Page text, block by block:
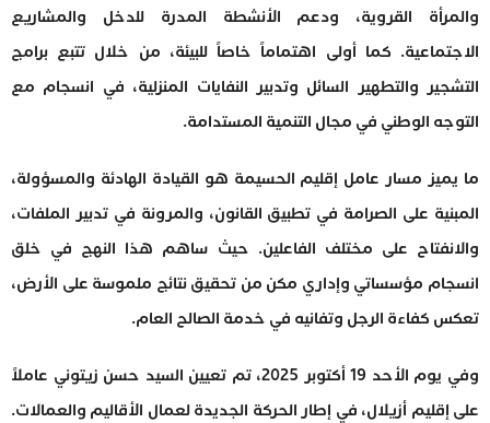
والمرأة القروية، ودعم الأنشطة المدرة للدخل والمشاريع
الاجتماعية. كما أولى اهتماماً خاصاً للبيئة، من خلال تتبع برامج
التشجير والتطهير السائل وتدبير النفايات المنزلية، في انسجام مع
التوجه الوطني في مجال التنمية المستدامة.
ما يميز مسار عامل إقليم الحسيمة هو القيادة الهادئة والمسؤولة،
المبنية على الصرامة في تطبيق القانون، والمرونة في تدبير الملفات،
والانفتاح على مختلف الفاعلين. حيث ساهم هذا النهج في خلق
انسجام مؤسساتي وإداري مكن من تحقيق نتائج ملموسة على الأرض،
تعكس كفاءة الرجل وتفانيه في خدمة الصالح العام.
وفي يوم الأحد 19 أكتوبر 2025، تم تعيين السيد حسن زيتوني عاملاً
على إقليم أزيلال، في إطار الحركة الجديدة لعمال الأقاليم والعمالات.